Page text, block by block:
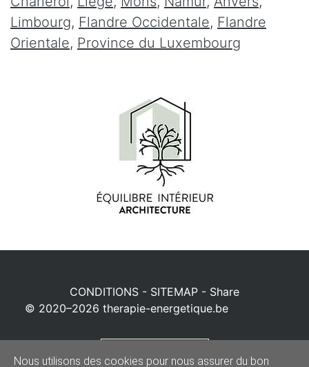
Limbourg, Flandre Occidentale, Flandre
Orientale, Province du Luxembourg
CONDITIONS - SITEMAP - Share
© 2020–2026 therapie-energetique.be
Powered by
Nous utilisons des cookies pour nous assurer du bon